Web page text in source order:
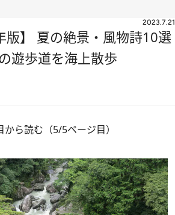
2023.7.21
版】 夏の絶景・風物詩10選
遊歩道を海上散歩
ら読む（5/5ページ目）